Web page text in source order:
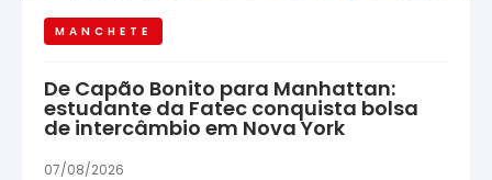
MANCHETE
De Capão Bonito para Manhattan:
estudante da Fatec conquista bolsa
de intercâmbio em Nova York
07/08/2026